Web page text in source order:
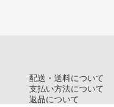
配送・送料について
支払い方法について
返品について